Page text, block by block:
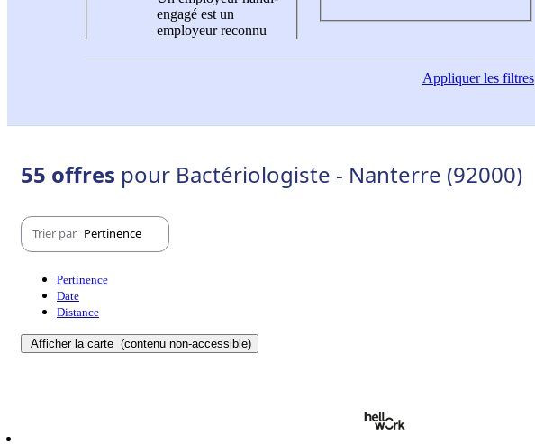
engagé est un
employeur reconnu
Appliquerles filtres
55 offres pour Bactériologiste - Nanterre (92000)
Trier par Pertinence
Pertinence
Date
Distance
Afficher la carte (contenu non-accessible)